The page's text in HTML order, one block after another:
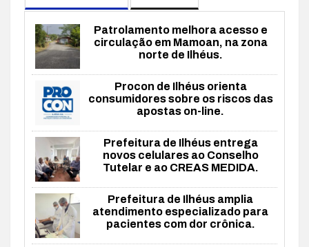
Patrolamento melhora acesso e
circulação em Mamoan, na zona
norte de Ilhéus.
Procon de Ilhéus orienta
consumidores sobre os riscos das
apostas on-line.
Prefeitura de Ilhéus entrega
novos celulares ao Conselho
Tutelar e ao CREAS MEDIDA.
Prefeitura de Ilhéus amplia
atendimento especializado para
pacientes com dor crônica.